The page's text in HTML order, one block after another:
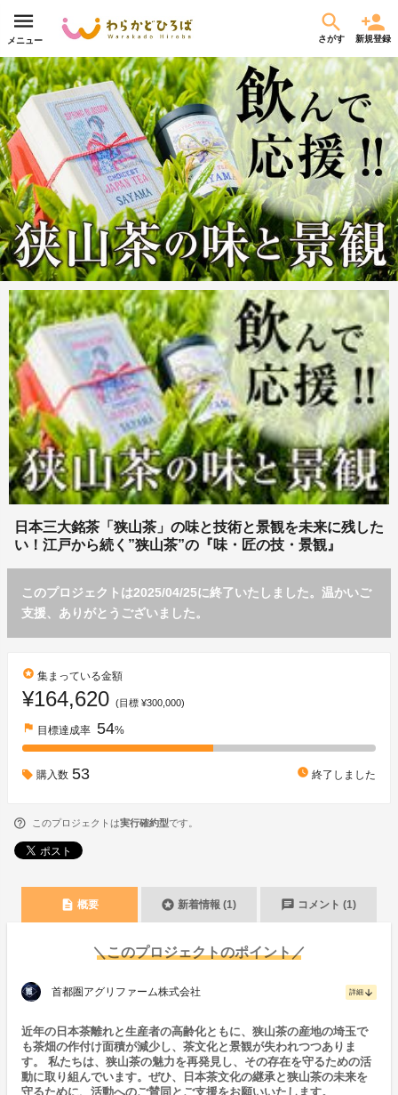
メニュー さがす 新規登録
日本三大銘茶「狭山茶」の味と技術と景観を未来に残した
い！江戸から続く”狭山茶”の『味・匠の技・景観』
このプロジェクトは2025/04/25に終了いたしました。温かいご
支援、ありがとうございました。
stars 集まっている金額
¥164,620 (目標 ¥300,000)
flag 目標達成率 54%
購入数 53 watch_later 終了しました
このプロジェクトは実行確約型です。
description 概要 stars 新着情報 (1) chat コメント (1)
＼このプロジェクトのポイント／
首都圏アグリファーム株式会社 詳細 arrow_downward
近年の日本茶離れと生産者の高齢化ともに、狭山茶の産地の埼玉で
も茶畑の作付け面積が減少し、茶文化と景観が失われつつありま
す。 私たちは、狭山茶の魅力を再発見し、その存在を守るための活
動に取り組んでいます。ぜひ、日本茶文化の継承と狭山茶の未来を
守るために、活動へのご賛同とご支援をお願いいたします。